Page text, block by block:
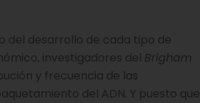
del desarrollo de cada tipo de
investigadores del Brigham
y frecuencia de las
del ADN. Y puesto que